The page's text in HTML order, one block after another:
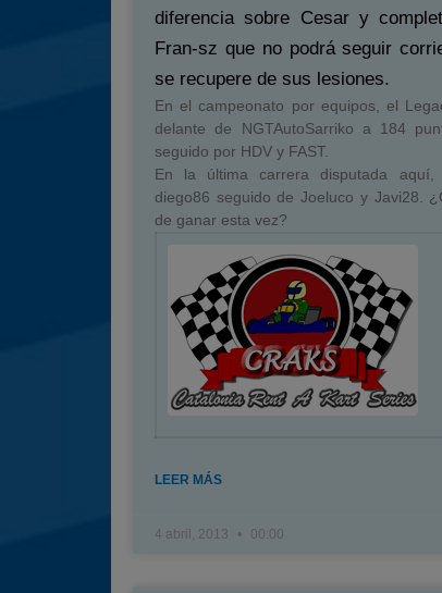
diferencia sobre Cesar y
Fran-sz que no podrá seguir
se recupere de sus lesiones.
En el campeonato por equipos, el
delante de NGTAutoSarriko a 184
seguido por HDV y FAST.
En la última carrera disputada
diego86 seguido de Joeluco y Javi28.
de ganar esta vez?
LEER MÁS
4 abril, 2013 00:00